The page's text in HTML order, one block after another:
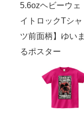
5.6ozヘビーウェ
イトロックTシャ
ツ前面柄】ゆいま
るポスター